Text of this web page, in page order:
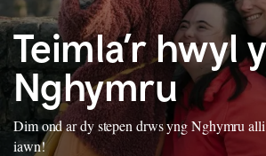
Teimla’r hwyl
Nghymru
Dim ond ar dy stepen drws yng Nghymru
iawn!